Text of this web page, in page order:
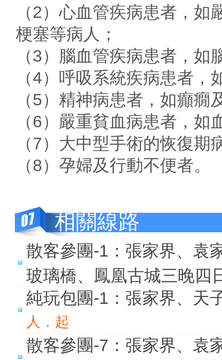
（2）心血管疾病患者，
梗塞等病人；
（3）腦血管疾病患者，
（4）呼吸系統疾病患者
（5）精神病患者，如癲癇
（6）嚴重貧血病患者，
（7）大中型手術的恢復期
（8）孕婦及行動不便者。
相關線路
散客參團-1：張家界、袁
玻璃橋、鳳凰古城三晚四
純玩包團-1：張家界、天
人．起
散客參團-7：張家界、袁